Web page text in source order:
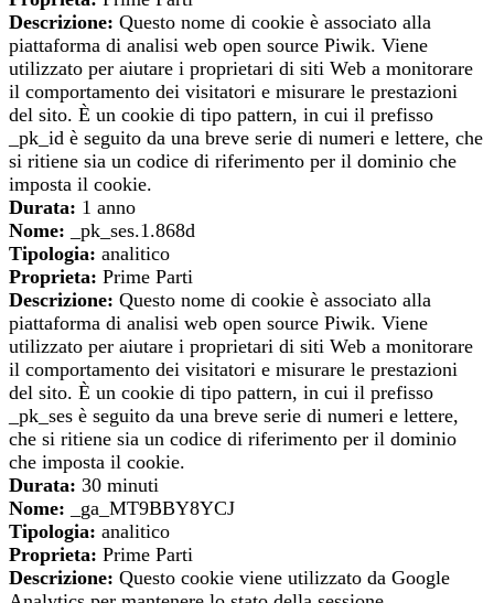
Descrizione: Questo nome di cookie è associato alla
piattaforma di analisi web open source Piwik. Viene
utilizzato per aiutare i proprietari di siti Web a monitorare
il comportamento dei visitatori e misurare le prestazioni
del sito. È un cookie di tipo pattern, in cui il prefisso
_pk_id è seguito da una breve serie di numeri e lettere, che
si ritiene sia un codice di riferimento per il dominio che
imposta il cookie.
Durata: 1 anno
Nome: _pk_ses.1.868d
Tipologia: analitico
Proprieta: Prime Parti
Descrizione: Questo nome di cookie è associato alla
piattaforma di analisi web open source Piwik. Viene
utilizzato per aiutare i proprietari di siti Web a monitorare
il comportamento dei visitatori e misurare le prestazioni
del sito. È un cookie di tipo pattern, in cui il prefisso
_pk_ses è seguito da una breve serie di numeri e lettere,
che si ritiene sia un codice di riferimento per il dominio
che imposta il cookie.
Durata: 30 minuti
Nome: _ga_MT9BBY8YCJ
Tipologia: analitico
Proprieta: Prime Parti
Descrizione: Questo cookie viene utilizzato da Google